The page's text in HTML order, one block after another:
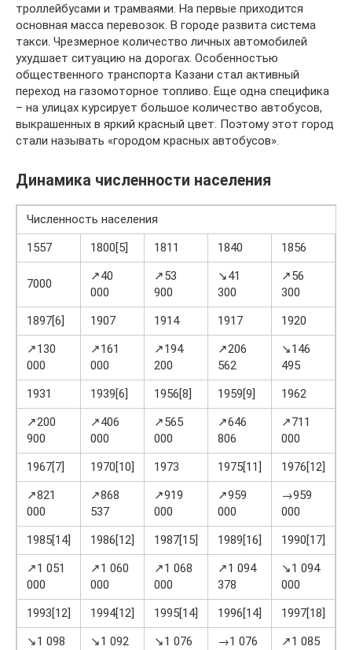
троллейбусами и трамваями. На первые приходится
основная масса перевозок. В городе развита система
такси. Чрезмерное количество личных автомобилей
ухудшает ситуацию на дорогах. Особенностью
общественного транспорта Казани стал активный
переход на газомоторное топливо. Еще одна специфика
– на улицах курсирует большое количество автобусов,
выкрашенных в яркий красный цвет. Поэтому этот город
стали называть «городом красных автобусов».
Динамика численности населения
Численность населения
1557
1800[5] 1811 1840 1856
7000
↗40
000
↗53
900
↘41
300
↗56
300
1897[6]
1907 1914 1917 1920
↗130
000
↗161
000
↗194
200
↗206
562
↘146
495
1931
1939[6] 1956[8] 1959[9] 1962
↗200
900
↗406
000
↗565
000
↗646
806
↗711
000
1967[7]
1970[10] 1973 1975[11] 1976[12]
↗821
000
↗868
537
↗919
000
↗959
000
→959
000
1985[14]
1986[12] 1987[15] 1989[16] 1990[17]
↗1 051
000
↗1 060
000
↗1 068
000
↗1 094
378
↘1 094
000
1993[12]
1994[12] 1995[14] 1996[14] 1997[18]
↘1 098
↘1 092
↘1 076
→1 076
↗1 085